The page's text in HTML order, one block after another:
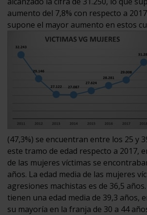
aumento del 7,8% con respecto a
supone el mayor aumento en estos
(47,3%) se encuentran entre los 25 y
este tramo de edad respecto a 2017,
de las mujeres víctimas se
años. La edad media de las mujeres
agresiones machistas es de 36,5
tienen una edad media de 39,3 años,
su mayoría en la franja de 30 a 44